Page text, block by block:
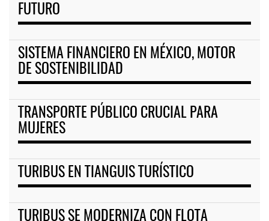
FUTURO
SISTEMA FINANCIERO EN MÉXICO, MOTOR
DE SOSTENIBILIDAD
TRANSPORTE PÚBLICO CRUCIAL PARA
MUJERES
TURIBUS EN TIANGUIS TURÍSTICO
TURIBUS SE MODERNIZA CON FLOTA